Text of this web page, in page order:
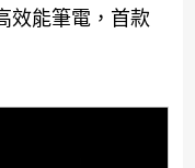
效能筆電，首款